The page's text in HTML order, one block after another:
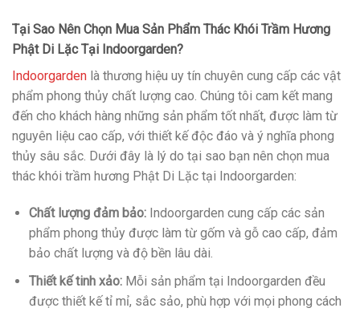
Tại Sao Nên Chọn Mua Sản Phẩm Thác Khói Trầm Hương
Phật Di Lặc Tại Indoorgarden?
Indoorgarden là thương hiệu uy tín chuyên cung cấp các vật
phẩm phong thủy chất lượng cao. Chúng tôi cam kết mang
đến cho khách hàng những sản phẩm tốt nhất, được làm từ
nguyên liệu cao cấp, với thiết kế độc đáo và ý nghĩa phong
thủy sâu sắc. Dưới đây là lý do tại sao bạn nên chọn mua
thác khói trầm hương Phật Di Lặc tại Indoorgarden:
Chất lượng đảm bảo:Indoorgarden cung cấp các sản
phẩm phong thủy được làm từ gốm và gỗ cao cấp, đảm
bảo chất lượng và độ bền lâu dài.
Thiết kế tinh xảo:Mỗi sản phẩm tại Indoorgarden đều
được thiết kế tỉ mỉ, sắc sảo, phù hợp với mọi phong cách